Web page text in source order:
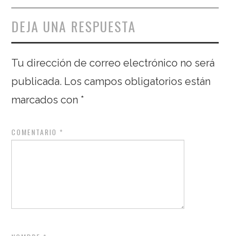
DEJA UNA RESPUESTA
Tu dirección de correo electrónico no será
publicada. Los campos obligatorios están
marcados con *
COMENTARIO *